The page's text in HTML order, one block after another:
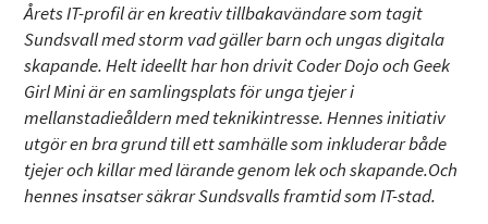
Årets IT-profil är en kreativ tillbakavändare som tagit
Sundsvall med storm vad gäller barn och ungas digitala
skapande. Helt ideellt har hon drivit Coder Dojo och Geek
Girl Mini är en samlingsplats för unga tjejer i
mellanstadieåldern med teknikintresse. Hennes initiativ
utgör en bra grund till ett samhälle som inkluderar både
tjejer och killar med lärande genom lek och skapande.Och
hennes insatser säkrar Sundsvalls framtid som IT-stad.